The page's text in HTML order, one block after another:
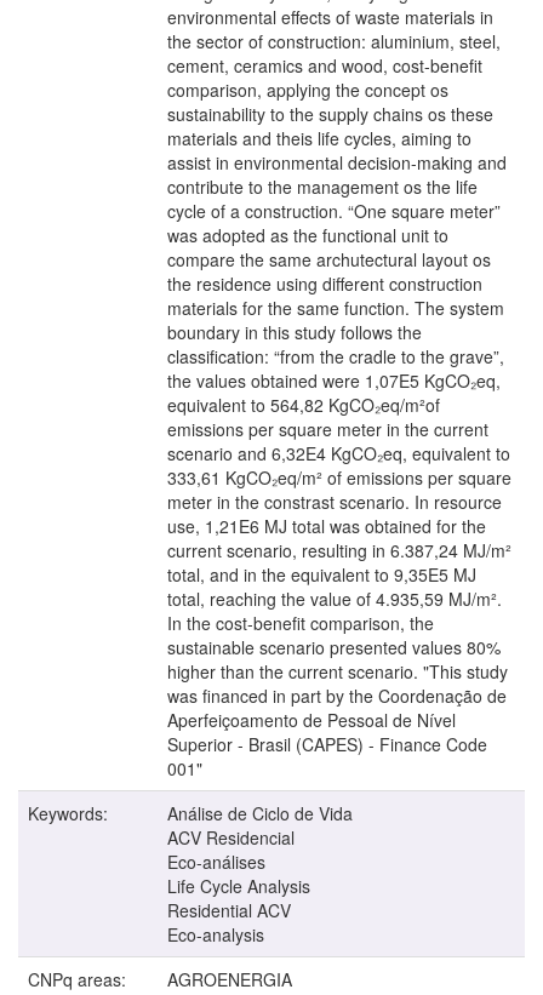
environmental effects of waste materials in
the sector of construction: aluminium, steel,
cement, ceramics and wood, cost-benefit
comparison, applying the concept os
sustainability to the supply chains os these
materials and theis life cycles, aiming to
assist in environmental decision-making and
contribute to the management os the life
cycle of a construction. “One square meter”
was adopted as the functional unit to
compare the same archutectural layout os
the residence using different construction
materials for the same function. The system
boundary in this study follows the
classification: “from the cradle to the grave”,
the values obtained were 1,07E5 KgCO₂eq,
equivalent to 564,82 KgCO₂eq/m²of
emissions per square meter in the current
scenario and 6,32E4 KgCO₂eq, equivalent to
333,61 KgCO₂eq/m² of emissions per square
meter in the constrast scenario. In resource
use, 1,21E6 MJ total was obtained for the
current scenario, resulting in 6.387,24 MJ/m²
total, and in the equivalent to 9,35E5 MJ
total, reaching the value of 4.935,59 MJ/m².
In the cost-benefit comparison, the
sustainable scenario presented values 80%
higher than the current scenario. "This study
was financed in part by the Coordenação de
Aperfeiçoamento de Pessoal de Nível
Superior - Brasil (CAPES) - Finance Code
001"
Keywords:
Análise de Ciclo de Vida
ACV Residencial
Eco-análises
Life Cycle Analysis
Residential ACV
Eco-analysis
CNPq areas:
AGROENERGIA